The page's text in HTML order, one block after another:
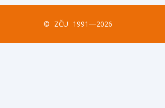
© ZČU 1991—2026